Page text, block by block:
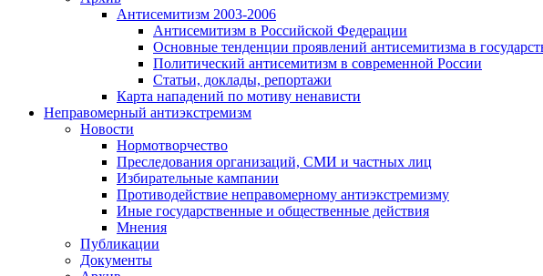
Антисемитизм 2003-2006
Антисемитизм в Российской Федерации
Основные тенденции проявлений антисемитизма в
Политический антисемитизм в современной России
Статьи, доклады, репортажи
Карта нападений по мотиву ненависти
Неправомерный антиэкстремизм
Новости
Нормотворчество
Преследования организаций, СМИ и частных лиц
Избирательные кампании
Противодействие неправомерному антиэкстремизму
Иные государственные и общественные действия
Мнения
Публикации
Документы